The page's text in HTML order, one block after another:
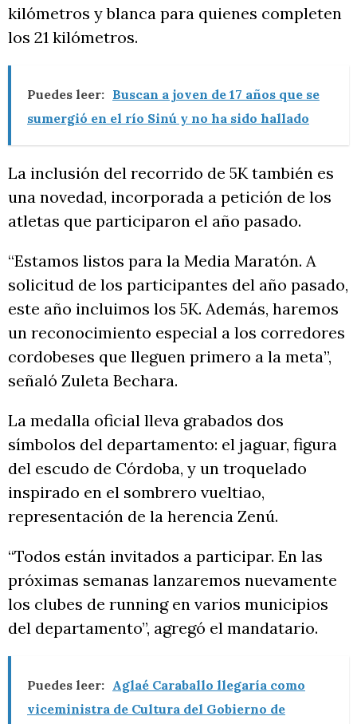
kilómetros y blanca para quienes completen
los 21 kilómetros.
Puedes leer: Buscan a joven de 17 años que se
sumergió en el río Sinú y no ha sido hallado
La inclusión del recorrido de 5K también es
una novedad, incorporada a petición de los
atletas que participaron el año pasado.
“Estamos listos para la Media Maratón. A
solicitud de los participantes del año pasado,
este año incluimos los 5K. Además, haremos
un reconocimiento especial a los corredores
cordobeses que lleguen primero a la meta”,
señaló Zuleta Bechara.
La medalla oficial lleva grabados dos
símbolos del departamento: el jaguar, figura
del escudo de Córdoba, y un troquelado
inspirado en el sombrero vueltiao,
representación de la herencia Zenú.
“Todos están invitados a participar. En las
próximas semanas lanzaremos nuevamente
los clubes de running en varios municipios
del departamento”, agregó el mandatario.
Puedes leer: Aglaé Caraballo llegaría como
viceministra de Cultura del Gobierno de